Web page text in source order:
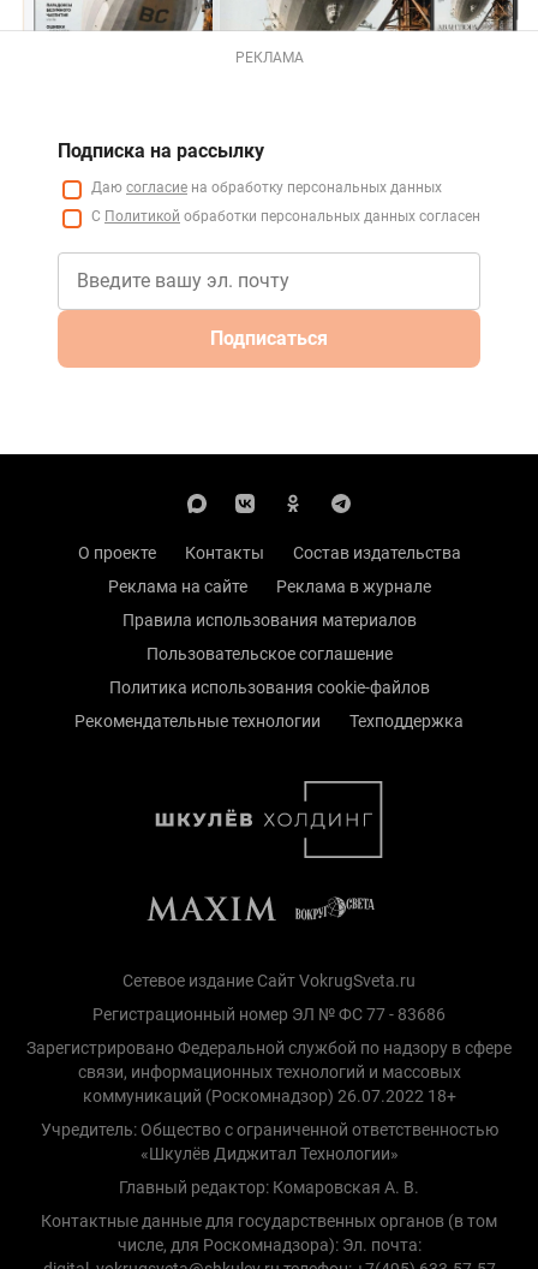
РЕКЛАМА
Подписка на рассылку
Даю согласие на обработку персональных данных
С Политикой обработки персональных данных согласен
Подписаться
О проекте Контакты
Состав издательства
Реклама на сайте
Реклама в журнале
Правила использования материалов
Пользовательское соглашение
Политика использования cookie-файлов
Рекомендательные технологии
Техподдержка
Сетевое издание Сайт VokrugSveta.ru
Регистрационный номер ЭЛ № ФС 77 - 83686
Зарегистрировано Федеральной службой по надзору в сфере
связи, информационных технологий и массовых
коммуникаций (Роскомнадзор) 26.07.2022 18+
Учредитель: Общество с ограниченной ответственностью
«Шкулёв Диджитал Технологии»
Главный редактор: Комаровская А. В.
Контактные данные для государственных органов (в том
числе, для Роскомнадзора): Эл. почта: